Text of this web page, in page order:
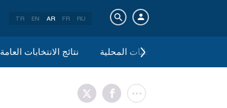
TR EN AR FR RU
2023 نتائج الانتخابات العامة